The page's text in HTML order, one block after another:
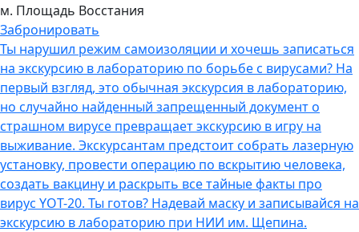
м. Площадь Восстания
Забронировать
Ты нарушил режим самоизоляции и хочешь записаться
на экскурсию в лабораторию по борьбе с вирусами? На
первый взгляд, это обычная экскурсия в лабораторию,
но случайно найденный запрещенный документ о
страшном вирусе превращает экскурсию в игру на
выживание. Экскурсантам предстоит собрать лазерную
установку, провести операцию по вскрытию человека,
создать вакцину и раскрыть все тайные факты про
вирус YOT-20. Ты готов? Надевай маску и записывайся на
экскурсию в лабораторию при НИИ им. Щепина.